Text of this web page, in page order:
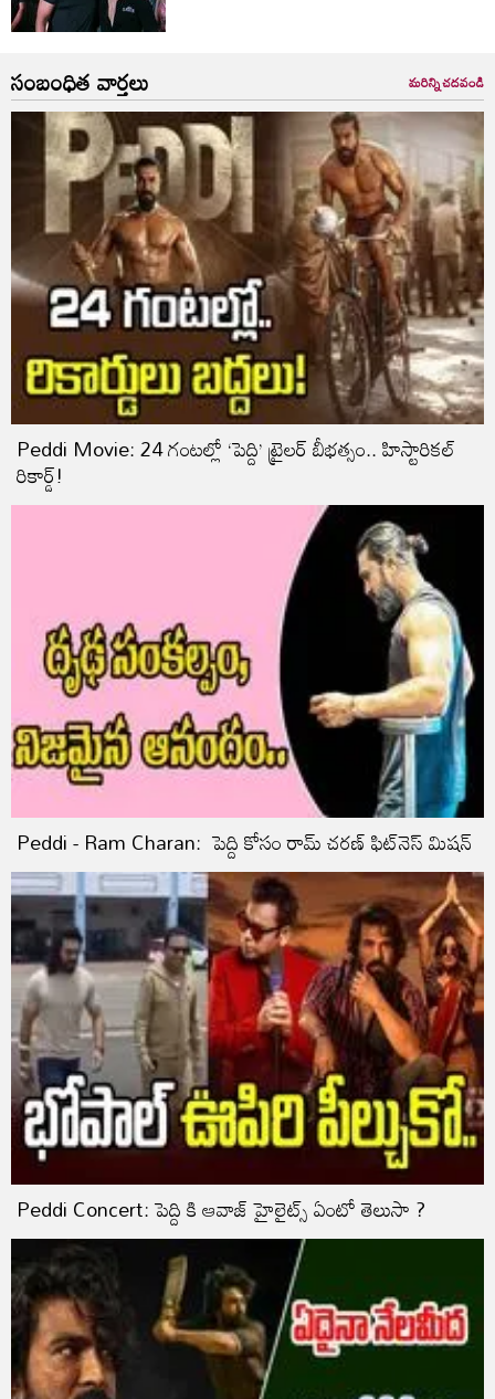
సంబంధిత వార్తలు మరిన్ని చదవండి
Peddi Movie: 24 గంటల్లో ‘పెద్ది’ ట్రైలర్ బీభత్సం.. హిస్టారికల్
రికార్డ్!
Peddi - Ram Charan: పెద్ది కోసం రామ్ చరణ్ ఫిట్‌నెస్‌ మిషన్‌
Peddi Concert: పెద్ది కి ఆవాజ్ హైలైట్స్ ఏంటో తెలుసా ?